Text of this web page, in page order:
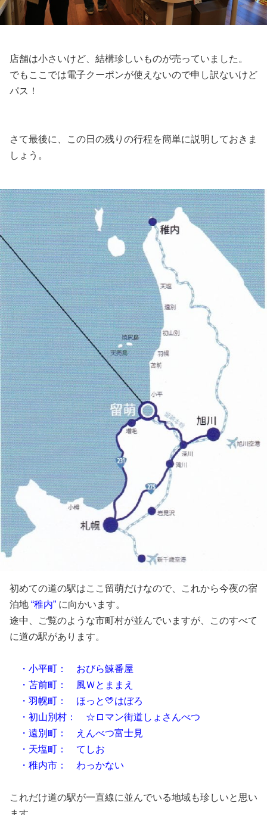
店舗は小さいけど、結構珍しいものが売っていました。
でもここでは電子クーポンが使えないので申し訳ないけど
パス！
さて最後に、この日の残りの行程を簡単に説明しておきま
しょう。
初めての道の駅はここ留萌だけなので、これから今夜の宿
泊地 “稚内” に向かいます。
途中、ご覧のような市町村が並んでいますが、このすべて
に道の駅があります。
・小平町： おびら鰊番屋
・苫前町： 風Ｗとままえ
・羽幌町： ほっと💛はぼろ
・初山別村： ☆ロマン街道しょさんべつ
・遠別町： えんべつ富士見
・天塩町： てしお
・稚内市： わっかない
これだけ道の駅が一直線に並んでいる地域も珍しいと思い